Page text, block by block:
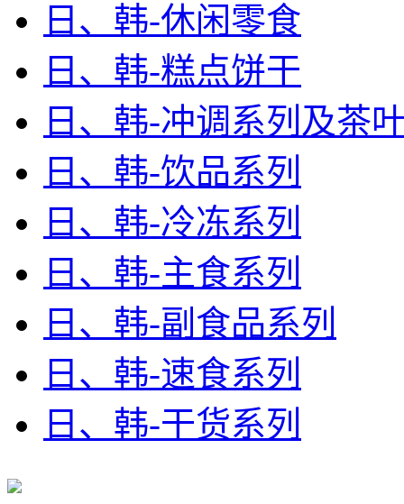
日、韩-休闲零食
日、韩-糕点饼干
日、韩-冲调系列及茶
日、韩-饮品系列
日、韩-冷冻系列
日、韩-主食系列
日、韩-副食品系列
日、韩-速食系列
日、韩-干货系列